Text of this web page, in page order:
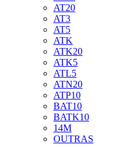
AT20
AT3
AT5
ATK
ATK20
ATK5
ATL5
ATN20
ATP10
BAT10
BATK10
14M
OUTRAS